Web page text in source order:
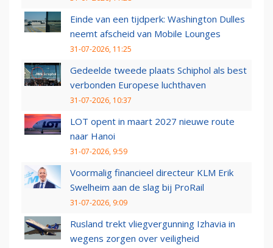
Einde van een tijdperk: Washington Dulles
neemt afscheid van Mobile Lounges
31-07-2026, 11:25
Gedeelde tweede plaats Schiphol als best
verbonden Europese luchthaven
31-07-2026, 10:37
LOT opent in maart 2027 nieuwe route
naar Hanoi
31-07-2026, 9:59
Voormalig financieel directeur KLM Erik
Swelheim aan de slag bij ProRail
31-07-2026, 9:09
Rusland trekt vliegvergunning Izhavia in
wegens zorgen over veiligheid